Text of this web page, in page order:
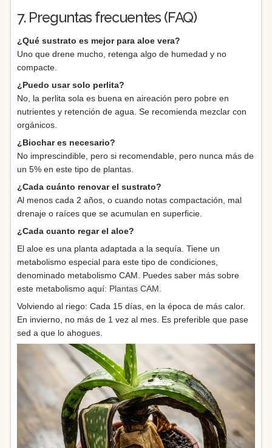
7. Preguntas frecuentes (FAQ)
¿Qué sustrato es mejor para aloe vera?
Uno que drene mucho, retenga algo de humedad y no
compacte.
¿Puedo usar solo perlita?
No, la perlita sola es buena en aireación pero pobre en
nutrientes y retención de agua. Se recomienda mezclar con
orgánicos.
¿Biochar es necesario?
No imprescindible, pero si recomendable, pero nunca más de
un 5% en este tipo de plantas.
¿Cada cuánto renovar el sustrato?
Al menos cada 2 años, o cuando notas compactación, mal
drenaje o raíces que se acumulan en superficie.
¿Cada cuanto regar el aloe?
El aloe es una planta adaptada a la sequía. Tiene un
metabolismo especial para este tipo de condiciones,
denominado metabolismo CAM. Puedes saber más sobre
este metabolismo aquí: Plantas CAM.
Volviendo al riego: Cada 15 días, en la época de más calor.
En invierno, no más de 1 vez al mes. Es preferible que pase
sed a que lo ahogues.